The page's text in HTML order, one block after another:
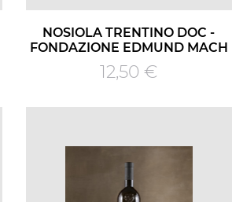
NOSIOLA TRENTINO DOC -
FONDAZIONE EDMUND MACH
Prezzo
12,50 €